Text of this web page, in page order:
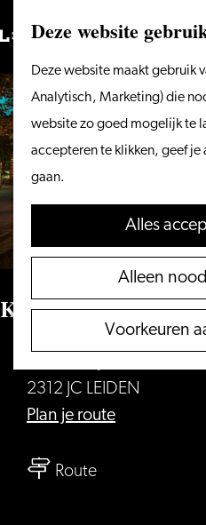
Deze website
Deze website maakt gebruik
Analytisch, Marketing) die
website zo goed mogelijk te
accepteren te klikken, geef je
gaan.
Alles
Alleen
Voorkeuren
Ga
naar
de
homepage
Koornbrug
2312 JC LEIDEN
Plan je routenaar
Routenaar